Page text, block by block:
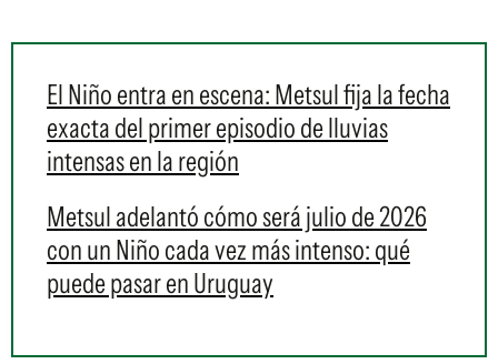
El Niño entra en escena: Metsul fija la fecha
exacta del primer episodio de lluvias
intensas en la región
Metsul adelantó cómo será julio de 2026
con un Niño cada vez más intenso: qué
puede pasar en Uruguay